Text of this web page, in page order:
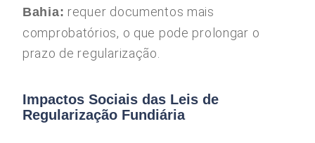
Bahia: requer documentos mais
comprobatórios, o que pode prolongar o
prazo de regularização.
Impactos Sociais das Leis de
Regularização Fundiária